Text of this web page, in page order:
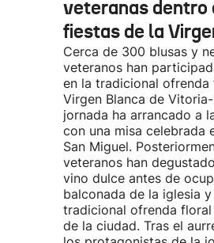
veteranas dentro
fiestas de la
Cerca de 300 blusas y
veteranos han
en la tradicional ofrenda
Virgen Blanca de
jornada ha arrancado a
con una misa celebrada
San Miguel.
veteranos han
vino dulce antes de
balconada de la iglesia
tradicional ofrenda
de la ciudad. Tras el